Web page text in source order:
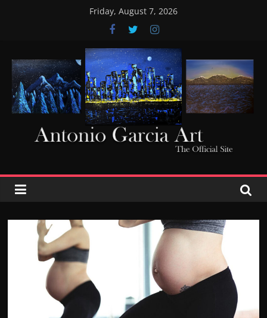
Friday, August 7, 2026
AntonioGarciaArt